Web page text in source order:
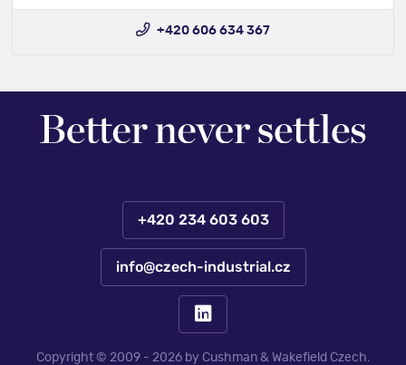
+420 606 634 367
+420 234 603 603
info@czech-industrial.cz
Copyright © 2009 - 2026 by Cushman & Wakefield Czech.